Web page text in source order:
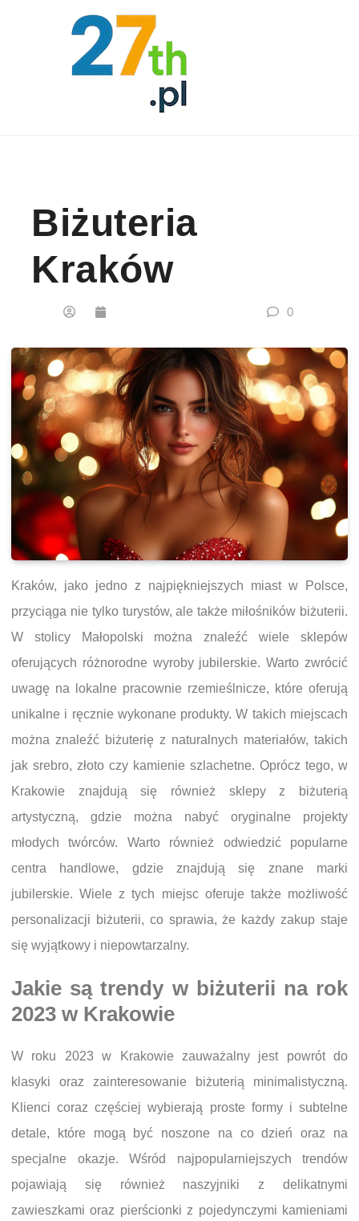
Biżuteria
Kraków
0
Kraków, jako jedno z najpiękniejszych miast w Polsce,
przyciąga nie tylko turystów, ale także miłośników biżuterii.
W stolicy Małopolski można znaleźć wiele sklepów
oferujących różnorodne wyroby jubilerskie. Warto zwrócić
uwagę na lokalne pracownie rzemieślnicze, które oferują
unikalne i ręcznie wykonane produkty. W takich miejscach
można znaleźć biżuterię z naturalnych materiałów, takich
jak srebro, złoto czy kamienie szlachetne. Oprócz tego, w
Krakowie znajdują się również sklepy z biżuterią
artystyczną, gdzie można nabyć oryginalne projekty
młodych twórców. Warto również odwiedzić popularne
centra handlowe, gdzie znajdują się znane marki
jubilerskie. Wiele z tych miejsc oferuje także możliwość
personalizacji biżuterii, co sprawia, że każdy zakup staje
się wyjątkowy i niepowtarzalny.
Jakie są trendy w biżuterii na rok
2023 w Krakowie
W roku 2023 w Krakowie zauważalny jest powrót do
klasyki oraz zainteresowanie biżuterią minimalistyczną.
Klienci coraz częściej wybierają proste formy i subtelne
detale, które mogą być noszone na co dzień oraz na
specjalne okazje. Wśród najpopularniejszych trendów
pojawiają się również naszyjniki z delikatnymi
zawieszkami oraz pierścionki z pojedynczymi kamieniami